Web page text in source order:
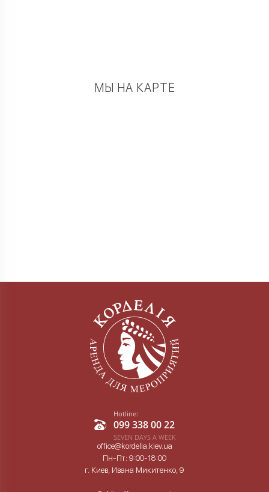
МЫ НА КАРТЕ
Hotline:
099 338 00 22
SEVEN DAYS A WEEK
office@kordelia.kiev.ua
Пн-Пт: 9:00-18:00
г. Киев, Ивана Микитенко, 9